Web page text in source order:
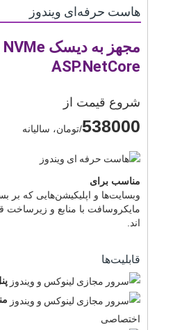
هاست حرفه‌ای ویندوز
ASP.NetCore
شروع قیمت از
538000/تومان، سالیانه
مناسب برای
وبسایت‌ها و اپلیکیشن‌هایی که بر
مایکروسافت با منابع و
اند.
قابلیت‌ها
اختصاصی